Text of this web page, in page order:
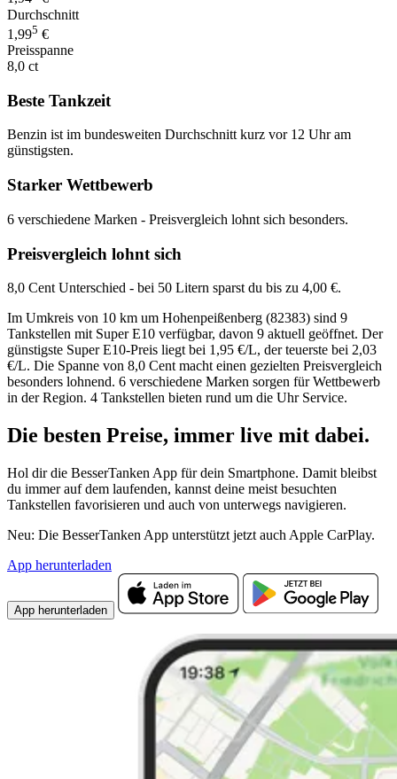
Durchschnitt
1,995 €
Preisspanne
8,0 ct
Beste Tankzeit
Benzin ist im bundesweiten Durchschnitt kurz vor 12 Uhr am
günstigsten.
Starker Wettbewerb
6 verschiedene Marken - Preisvergleich lohnt sich besonders.
Preisvergleich lohnt sich
8,0 Cent Unterschied - bei 50 Litern sparst du bis zu 4,00 €.
Im Umkreis von 10 km um Hohenpeißenberg (82383) sind 9
Tankstellen mit Super E10 verfügbar, davon 9 aktuell geöffnet. Der
günstigste Super E10-Preis liegt bei 1,95 €/L, der teuerste bei 2,03
€/L. Die Spanne von 8,0 Cent macht einen gezielten Preisvergleich
besonders lohnend. 6 verschiedene Marken sorgen für Wettbewerb
in der Region. 4 Tankstellen bieten rund um die Uhr Service.
Die besten Preise, immer live mit dabei.
Hol dir die BesserTanken App für dein Smartphone. Damit bleibst
du immer auf dem laufenden, kannst deine meist besuchten
Tankstellen favorisieren und auch von unterwegs navigieren.
Neu: Die BesserTanken App unterstützt jetzt auch Apple CarPlay.
App herunterladen
App herunterladen